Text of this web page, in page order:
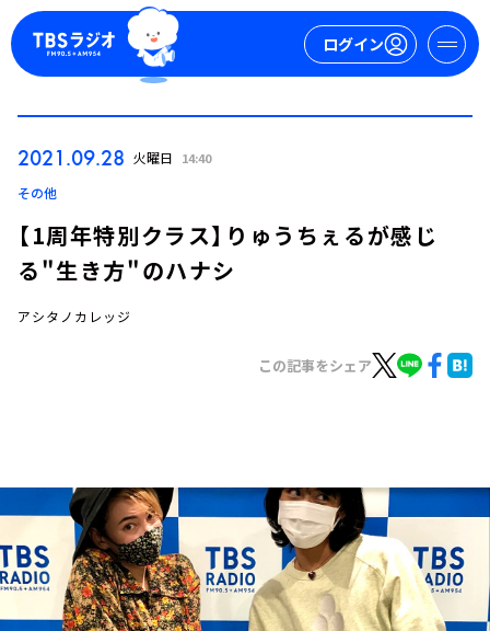
ログイン
お知らせ
イベント・グッズ
YouTube
会社情報
2021.09.28 火曜日 14:40
その他
【1周年特別クラス】りゅうちぇるが感じ
る"生き方"のハナシ
アシタノカレッジ
この記事をシェア